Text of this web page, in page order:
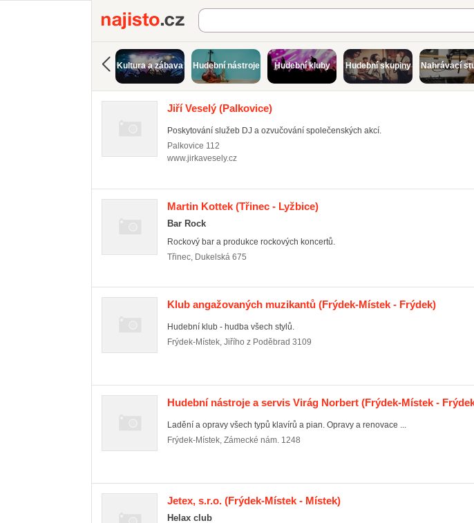
Najisto.cz
Kultura a zábava Hudební nástroje Hudební kluby Hudební skupiny Nahrávací
Jiří Veselý (Palkovice)
Poskytování služeb DJ a ozvučování společenských akcí.
Palkovice 112
www.jirkavesely.cz
Martin Kottek (Třinec - Lyžbice)
Bar Rock
Rockový bar a produkce rockových koncertů.
Třinec, Dukelská 675
Klub angažovaných muzikantů (Frýdek-Místek - Frýdek)
Hudební klub - hudba všech stylů.
Frýdek-Místek, Jiřího z Poděbrad 3109
Hudební nástroje a servis Virág Norbert (Frýdek-Místek -
Ladění a opravy všech typů klavírů a pian. Opravy a renovace ...
Frýdek-Místek, Zámecké nám. 1248
Jetex, s.r.o. (Frýdek-Místek - Místek)
Helax club